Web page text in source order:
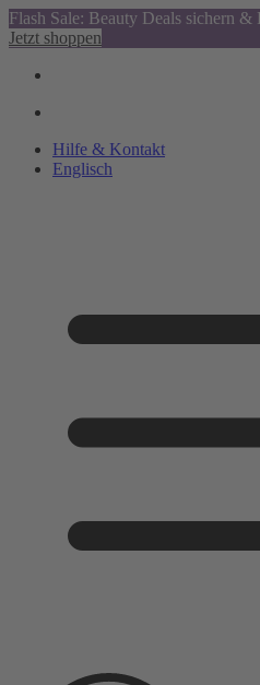
Flash Sale: Beauty Deals sichern &
Jetzt shoppen
Hilfe & Kontakt
Englisch